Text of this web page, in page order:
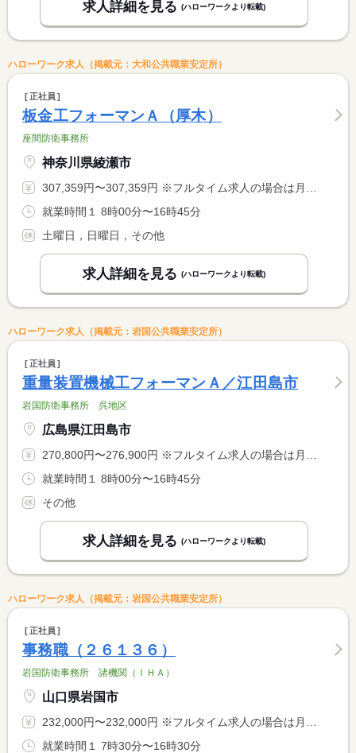
求人詳細を見る (ハローワークより転載)
ハローワーク求人（掲載元：大和公共職業安定所）
正社員
板金工フォーマンＡ（厚木）
座間防衛事務所
神奈川県綾瀬市
307,359円〜307,359円 ※フルタイム求人の場合は月額（換算額）、パート求人の場合は時間額を表示しています。
就業時間１ 8時00分〜16時45分
土曜日，日曜日，その他
求人詳細を見る (ハローワークより転載)
ハローワーク求人（掲載元：岩国公共職業安定所）
正社員
重量装置機械工フォーマンＡ／江田島市
岩国防衛事務所 呉地区
広島県江田島市
270,800円〜276,900円 ※フルタイム求人の場合は月額（換算額）、パート求人の場合は時間額を表示しています。
就業時間１ 8時00分〜16時45分
その他
求人詳細を見る (ハローワークより転載)
ハローワーク求人（掲載元：岩国公共職業安定所）
正社員
事務職（２６１３６）
岩国防衛事務所 諸機関（ＩＨＡ）
山口県岩国市
232,000円〜232,000円 ※フルタイム求人の場合は月額（換算額）、パート求人の場合は時間額を表示しています。
就業時間１ 7時30分〜16時30分